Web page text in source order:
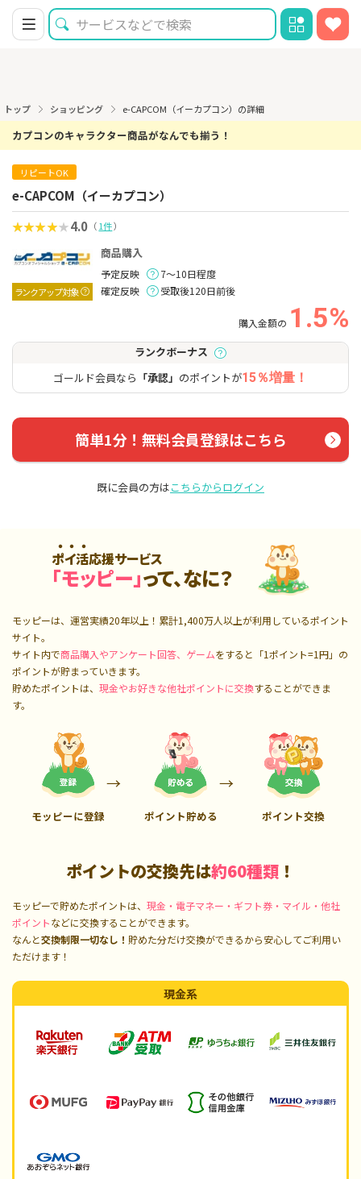
トップ ショッピング e-CAPCOM（イーカプコン）の詳細
カプコンのキャラクター商品がなんでも揃う！
リピートOK
e-CAPCOM（イーカプコン）
4.0 （1件）
ランクアップ対象
商品購入
予定反映
7～10日程度
確定反映
受取後120日前後
購入金額の 1.5%
ランクボーナス
ゴールド会員なら 「承認」 のポイントが15％増量！
簡単1分！無料会員登録はこちら
既に会員の方はこちらからログイン
ポイ活応援サービス
「モッピー」って、なに？
モッピーは、運営実績20年以上！累計1,400万人以上が利用しているポイント
サイト。
サイト内で商品購入やアンケート回答、ゲームをすると「1ポイント=1円」の
ポイントが貯まっていきます。
貯めたポイントは、 現金やお好きな他社ポイントに交換することができま
す。
モッピーに登録 ポイント貯める ポイント交換
ポイントの交換先は約60種類 ！
モッピーで貯めたポイントは、 現金・電子マネー・ギフト券・マイル・他社
ポイントなどに交換することができます。
なんと交換制限一切なし！ 貯めた分だけ交換ができるから安心してご利用い
ただけます！
現金系